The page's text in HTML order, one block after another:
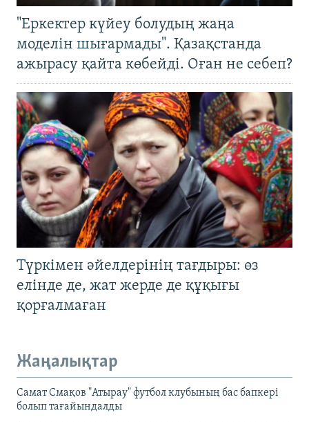
"Еркектер күйеу болудың жаңа
моделін шығармады". Қазақстанда
ажырасу қайта көбейді. Оған не себеп?
Түркімен әйелдерінің тағдыры: өз
елінде де, жат жерде де құқығы
қорғалмаған
Жаңалықтар
Самат Смақов "Атырау" футбол клубының бас бапкері
болып тағайындалды